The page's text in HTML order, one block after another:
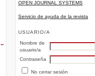
OPEN JOURNAL SYSTEMS
Servicio de ayuda de la revista
USUARIO/A
Nombre de
usuario/a
Contraseña
No cerrar sesión